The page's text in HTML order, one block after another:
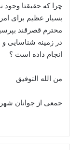
چرا که حقیقتا
بسیار عظیم برای
محترم قصرقند
در زمینه شناسایی
انجام داده است ؟
من الله التوفیق
جمعی از جوانان